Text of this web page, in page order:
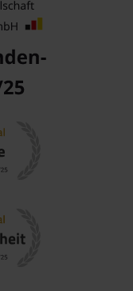
Felsmalereien der
haben und
Sie eine
halten.
oder nach